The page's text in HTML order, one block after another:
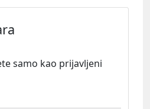
samo kao prijavljeni